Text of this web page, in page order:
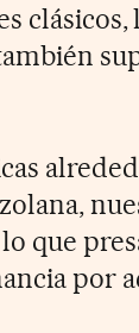
clásicos,
que
por